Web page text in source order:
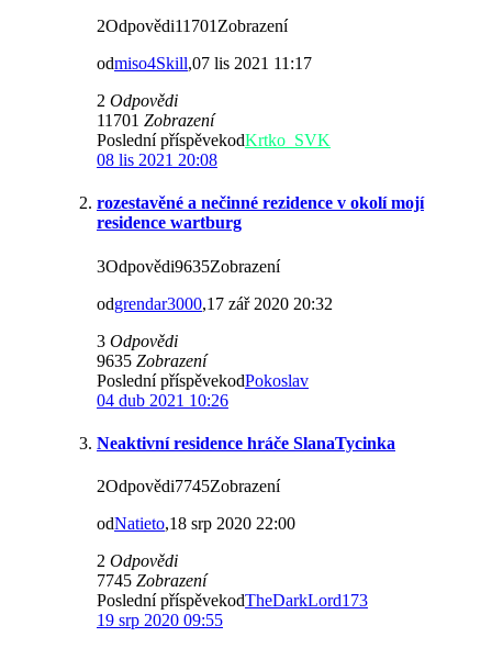
2Odpovědi11701Zobrazení
odmiso4Skill,07 lis 2021 11:17
2 Odpovědi
11701 Zobrazení
Poslední příspěvekodKrtko_SVK
08 lis 2021 20:08
rozestavěné a nečinné rezidence v okolí mojí
residence wartburg
3Odpovědi9635Zobrazení
odgrendar3000,17 zář 2020 20:32
3 Odpovědi
9635 Zobrazení
Poslední příspěvekodPokoslav
04 dub 2021 10:26
Neaktivní residence hráče SlanaTycinka
2Odpovědi7745Zobrazení
odNatieto,18 srp 2020 22:00
2 Odpovědi
7745 Zobrazení
Poslední příspěvekodTheDarkLord173
19 srp 2020 09:55